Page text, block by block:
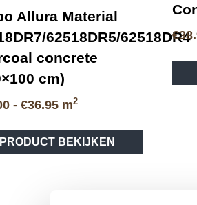
Allura Material
62518DR5/62518DR4
concrete
cm)
- €36.95Prijsklasse:
tot
€36.95
m2
PRODUCT BEKIJKEN
€